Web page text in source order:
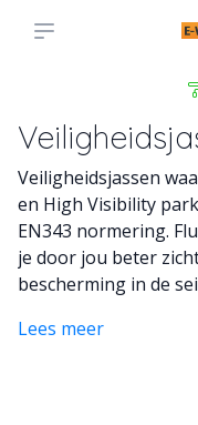
Veiligheidsjassen
en High Visibility
EN343 normering.
je door jou beter
bescherming in de
Lees meer